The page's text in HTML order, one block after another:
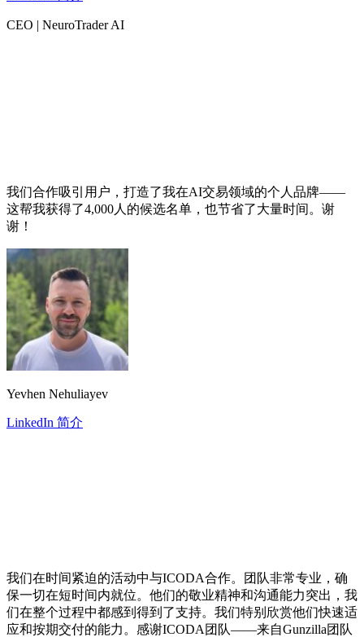
CEO | NeuroTrader AI
我们合作吸引用户，打造了我在AI交易领域的个人品牌——
这帮我获得了4,000人的候选名单，也节省了大量时间。谢
谢！
Yevhen Nehuliayev
LinkedIn 简介
我们在时间紧迫的活动中与ICODA合作。团队非常专业，确
保一切在短时间内就位。他们的敬业精神和沟通能力突出，我
们在整个过程中都感到得到了支持。我们特别欣赏他们快速适
应和按期交付的能力。感谢ICODA团队——来自Gunzilla团队